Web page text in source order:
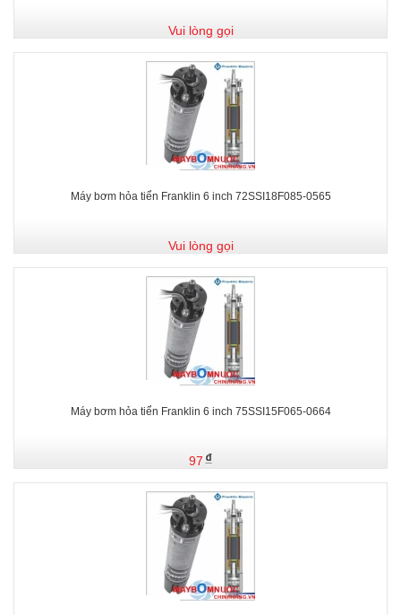
Vui lòng gọi
Máy bơm hỏa tiển Franklin 6 inch 72SSI18F085-0565
Vui lòng gọi
Máy bơm hỏa tiển Franklin 6 inch 75SSI15F065-0664
97